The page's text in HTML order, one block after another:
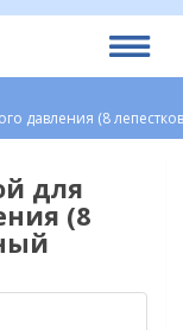
давления (8
для
(8